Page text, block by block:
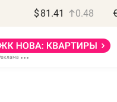
$ 81.41 0.48